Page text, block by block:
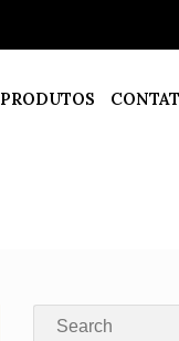
PRODUTOS
Search